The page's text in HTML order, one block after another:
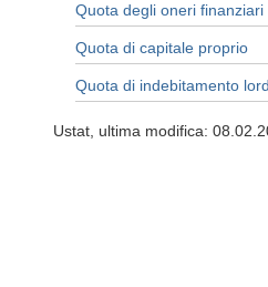
Quota degli oneri finanziari
Quota di capitale proprio
Quota di indebitamento
Ustat, ultima modifica: